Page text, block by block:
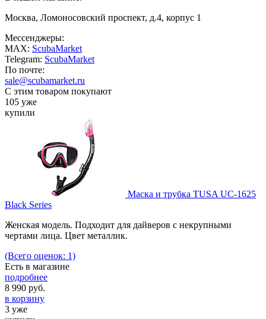
Москва, Ломоносовский проспект, д.4, корпус 1
Мессенджеры:
MAX: ScubaMarket
Telegram: ScubaMarket
По почте:
sale@scubamarket.ru
С этим товаром покупают
105 уже
купили
Маска и трубка TUSA UC-1625
Black Series
Женская модель. Подходит для дайверов с некрупными
чертами лица. Цвет металлик.
(Всего оценок: 1)
Есть в магазине
подробнее
8 990 руб.
в корзину
3 уже